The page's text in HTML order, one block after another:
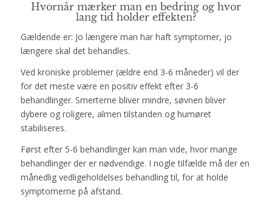
Hvornår mærker man en bedring og hvor
lang tid holder effekten?
Gældende er: Jo længere man har haft symptomer, jo
længere skal det behandles.
Ved kroniske problemer (ældre end 3-6 måneder) vil der
for det meste være en positiv effekt efter 3-6
behandlinger. Smerterne bliver mindre, søvnen bliver
dybere og roligere, almen tilstanden og humøret
stabiliseres.
Først efter 5-6 behandlinger kan man vide, hvor mange
behandlinger der er nødvendige. I nogle tilfælde må der en
månedlig vedligeholdelses behandling til, for at holde
symptomerne på afstand.